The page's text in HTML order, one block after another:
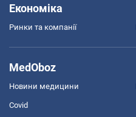
Економіка
Ринки та компанії
MedOboz
Новини медицини
Covid